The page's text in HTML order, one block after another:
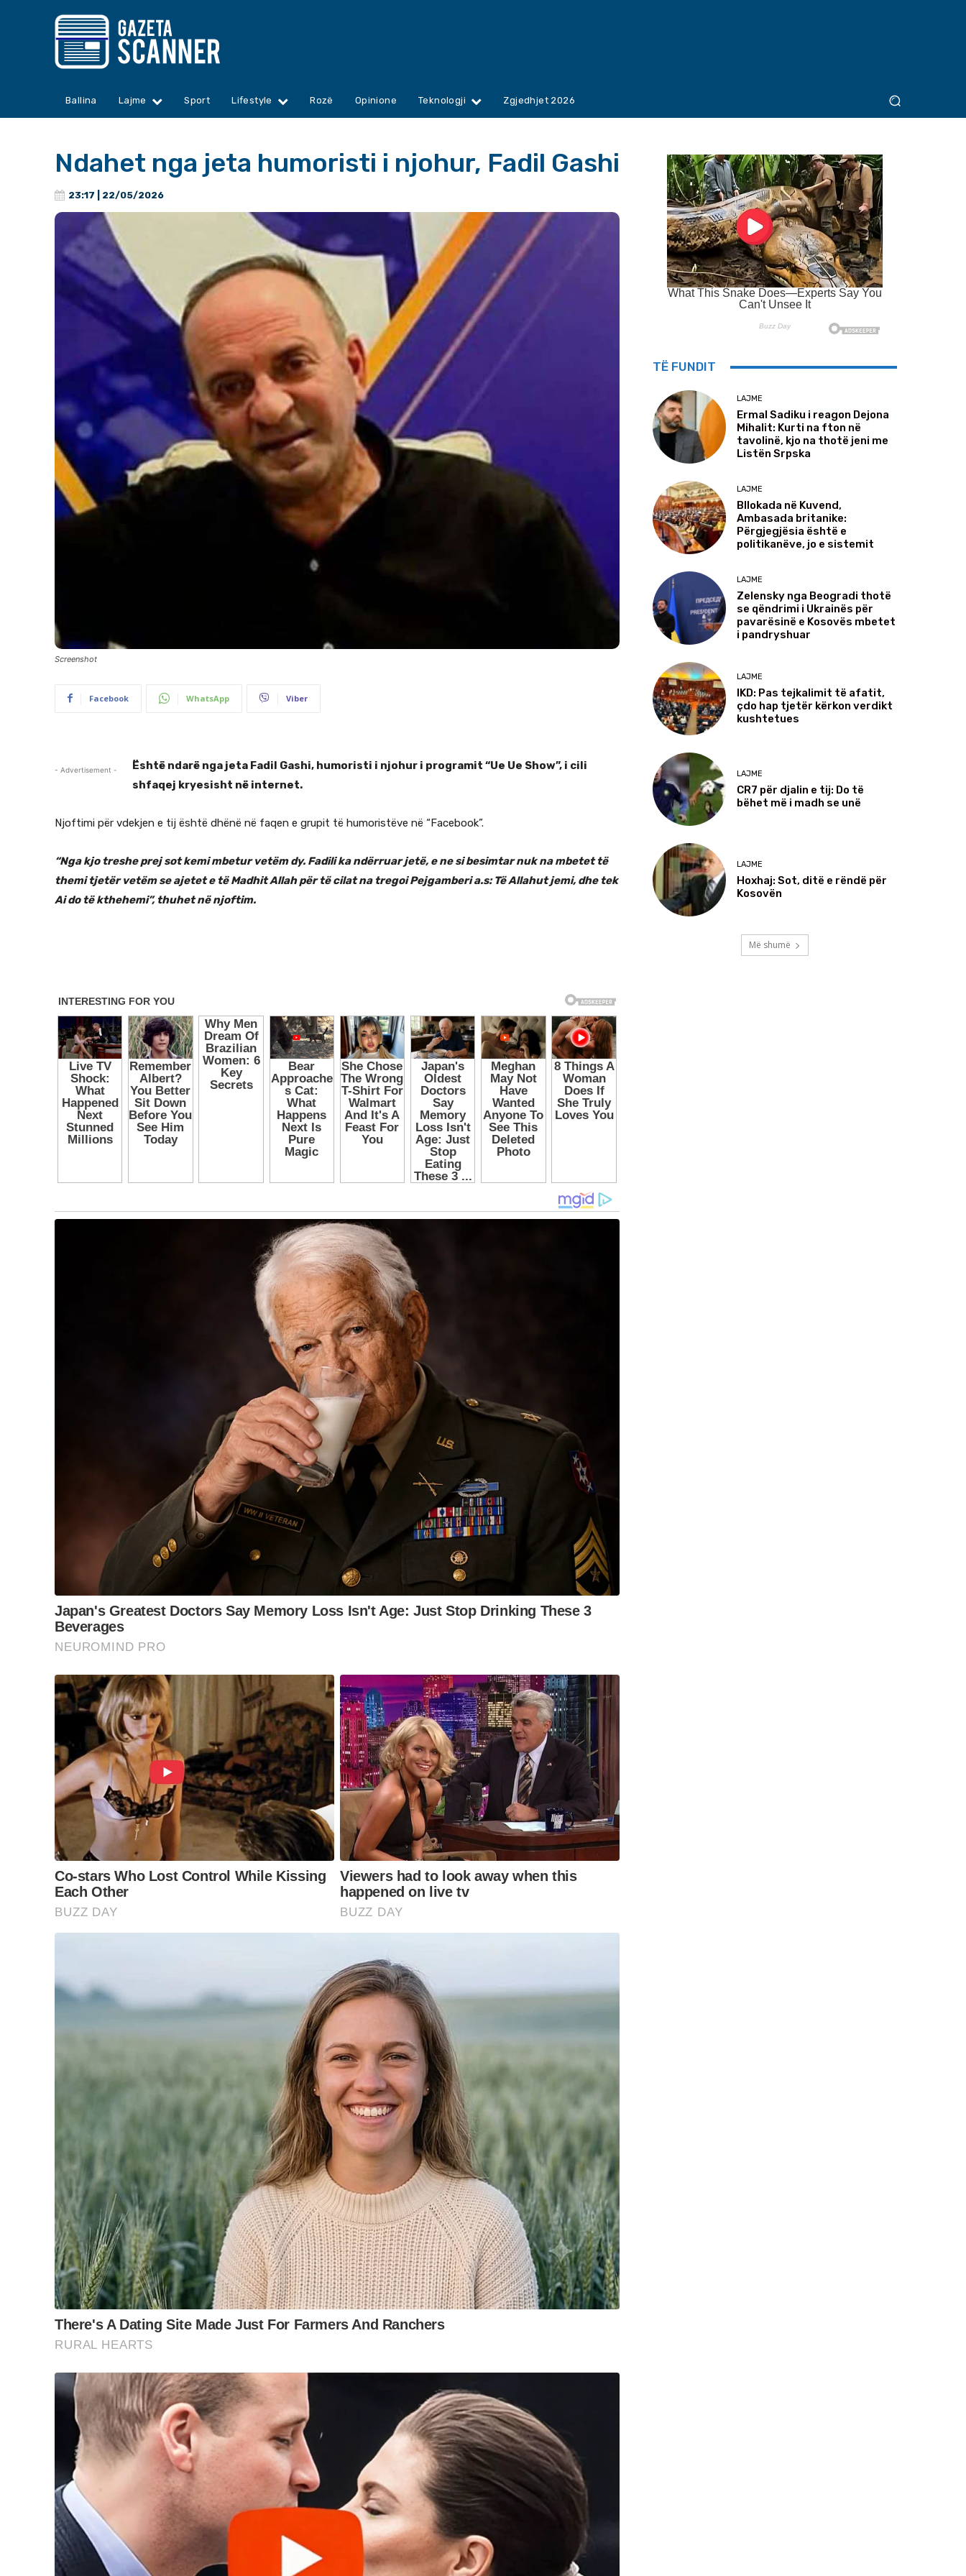
Ballina Lajme Sport Lifestyle Rozë Opinione Teknologji Zgjedhjet 2026
Ndahet nga jeta humoristi i njohur, Fadil Gashi
23:17 | 22/05/2026
Screenshot
Facebook WhatsApp Viber
- Advertisement -
Është ndarë nga jeta Fadil Gashi, humoristi i njohur i programit “Ue Ue Show”, i cili
shfaqej kryesisht në internet.
Njoftimi për vdekjen e tij është dhënë në faqen e grupit të humoristëve në “Facebook”.
“Nga kjo treshe prej sot kemi mbetur vetëm dy. Fadili ka ndërruar jetë, e ne si besimtar nuk na mbetet të
themi tjetër vetëm se ajetet e të Madhit Allah për të cilat na tregoi Pejgamberi a.s: Të Allahut jemi, dhe tek
Ai do të kthehemi”, thuhet në njoftim.
TË FUNDIT
LAJME
Ermal Sadiku i reagon Dejona
Mihalit: Kurti na fton në
tavolinë, kjo na thotë jeni me
Listën Srpska
LAJME
Bllokada në Kuvend,
Ambasada britanike:
Përgjegjësia është e
politikanëve, jo e sistemit
LAJME
Zelensky nga Beogradi thotë
se qëndrimi i Ukrainës për
pavarësinë e Kosovës mbetet
i pandryshuar
LAJME
IKD: Pas tejkalimit të afatit,
çdo hap tjetër kërkon verdikt
kushtetues
LAJME
CR7 për djalin e tij: Do të
bëhet më i madh se unë
LAJME
Hoxhaj: Sot, ditë e rëndë për
Kosovën
Më shumë